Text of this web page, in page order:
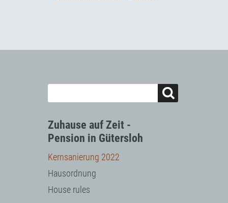
Zuhause auf Zeit -
Pension in Gütersloh
Kernsanierung 2022
Hausordnung
House rules